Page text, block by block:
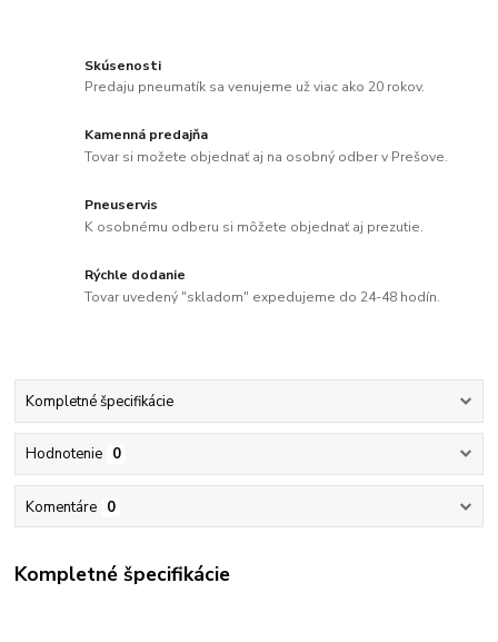
Skúsenosti
Predaju pneumatík sa venujeme už viac ako 20 rokov.
Kamenná predajňa
Tovar si možete objednať aj na osobný odber v Prešove.
Pneuservis
K osobnému odberu si môžete objednať aj prezutie.
Rýchle dodanie
Tovar uvedený "skladom" expedujeme do 24-48 hodín.
Kompletné špecifikácie
Hodnotenie 0
Komentáre 0
Kompletné špecifikácie